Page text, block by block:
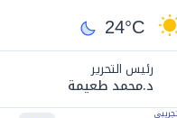
24°C
رئيس التحرير
د.محمد طعيمة